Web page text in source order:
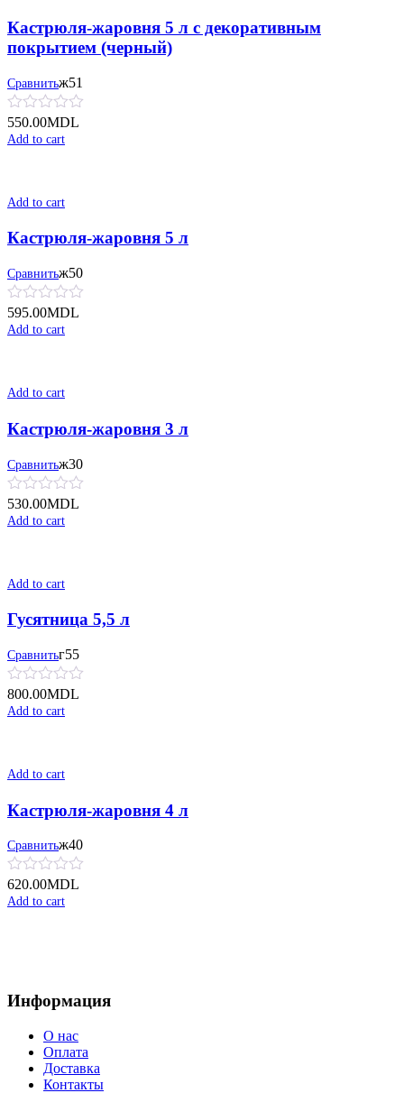
Кастрюля-жаровня 5 л с декоративным
покрытием (черный)
Сравнитьж51
550.00MDL
Add to cart
Add to cart
Кастрюля-жаровня 5 л
Сравнитьж50
595.00MDL
Add to cart
Add to cart
Кастрюля-жаровня 3 л
Сравнитьж30
530.00MDL
Add to cart
Add to cart
Гусятница 5,5 л
Сравнитьг55
800.00MDL
Add to cart
Add to cart
Кастрюля-жаровня 4 л
Сравнитьж40
620.00MDL
Add to cart
Информация
О нас
Оплата
Доставка
Контакты